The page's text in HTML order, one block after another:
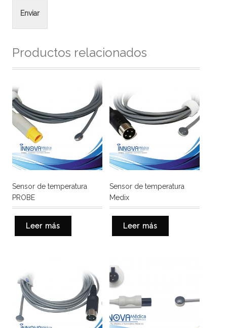
Enviar
Productos relacionados
Sensor de temperatura
PROBE
Leer más
Sensor de temperatura
Medix
Leer más